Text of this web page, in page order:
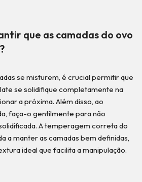
que as camadas do ovo
se misturem, é crucial permitir que
se solidifique completamente na
a próxima. Além disso, ao
faça-o gentilmente para não
A temperagem correta do
a manter as camadas bem definidas,
ideal que facilita a manipulação.